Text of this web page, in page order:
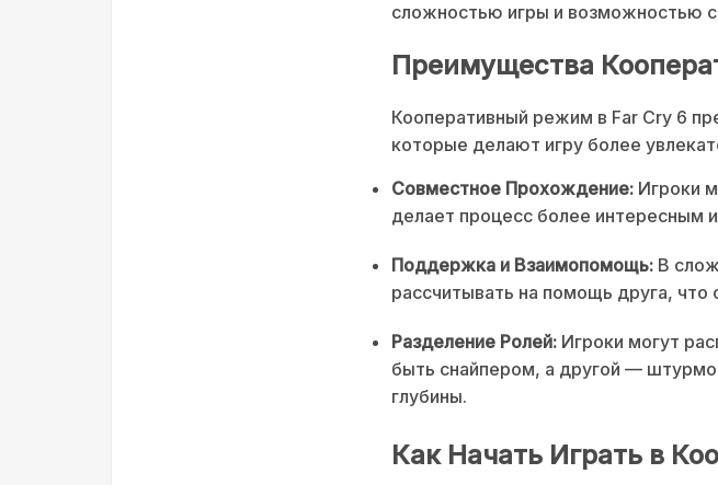
сложностью игры и возможностью
Преимущества
Кооперативный режим в Far Cry 6
которые делают игру более
Совместное Прохождение: Игроки
делает процесс более интересным
Поддержка и Взаимопомощь: В
рассчитывать на помощь друга, что
Разделение Ролей: Игроки могут
быть снайпером, а другой —
глубины.
Как Начать Играть в